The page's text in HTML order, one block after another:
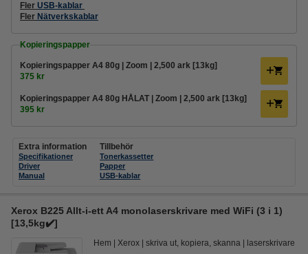
Fler USB-kablar
Fler Nätverkskablar
Kopieringspapper
Kopieringspapper A4 80g | Zoom | 2,500 ark [13kg]
375 kr
Kopieringspapper A4 80g HÅLAT | Zoom | 2,500 ark [13kg]
395 kr
Extra information
Specifikationer
Driver
Manual
Tillbehör
Tonerkassetter
Papper
USB-kablar
Xerox B225 Allt-i-ett A4 monolaserskrivare med WiFi (3 i 1)
[13,5kg✔️]
Hem Xerox skriva ut, kopiera, skanna laserskrivare